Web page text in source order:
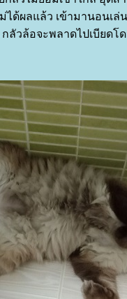
ได้ผลแล้ว เข้ามานอนเ
ลัวล้อจะพลาดไปเบียดโ